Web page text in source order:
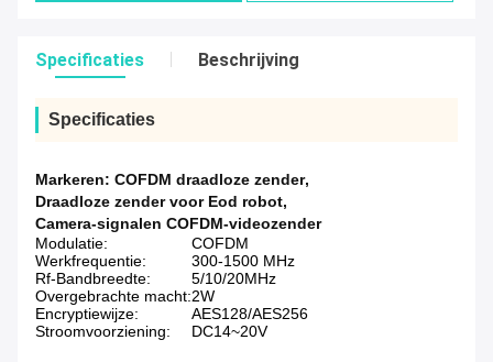
Specificaties Beschrijving
Specificaties
Markeren: COFDM draadloze zender,
Draadloze zender voor Eod robot,
Camera-signalen COFDM-videozender
Modulatie:
COFDM
Werkfrequentie:
300-1500 MHz
Rf-Bandbreedte:
5/10/20MHz
Overgebrachte macht:2W
Encryptiewijze:
AES128/AES256
Stroomvoorziening:
DC14~20V